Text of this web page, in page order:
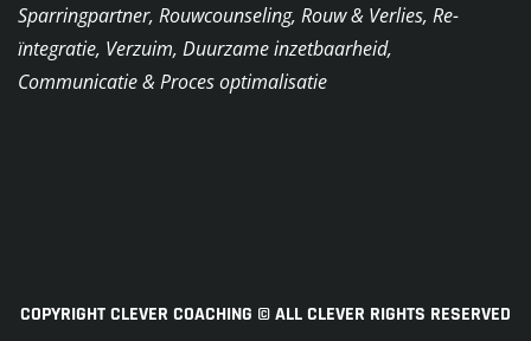
Sparringpartner, Rouwcounseling, Rouw & Verlies, Re-
ïntegratie, Verzuim, Duurzame inzetbaarheid,
Communicatie & Proces optimalisatie
COPYRIGHT CLEVER COACHING © ALL CLEVER RIGHTS RESERVED